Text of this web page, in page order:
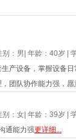
别： 男 | 年龄： 40岁 |
产设备，掌握设备
团队协作能力强，
别： 女 | 年龄： 39岁 |
通能力强更详细...